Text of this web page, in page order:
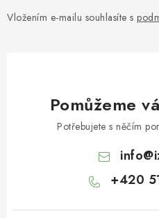
Vložením e-mailu souhlasíte s
Pomůžeme
Potřebujete s něčím
info@
+420